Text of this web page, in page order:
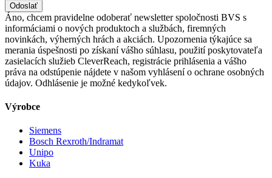
Odoslať
Áno, chcem pravidelne odoberať newsletter spoločnosti BVS s
informáciami o nových produktoch a službách, firemných
novinkách, výherných hrách a akciách. Upozornenia týkajúce sa
merania úspešnosti po získaní vášho súhlasu, použití poskytovateľa
zasielacích služieb CleverReach, registrácie prihlásenia a vášho
práva na odstúpenie nájdete v našom vyhlásení o ochrane osobných
údajov. Odhlásenie je možné kedykoľvek.
Výrobce
Siemens
Bosch Rexroth/Indramat
Unipo
Kuka